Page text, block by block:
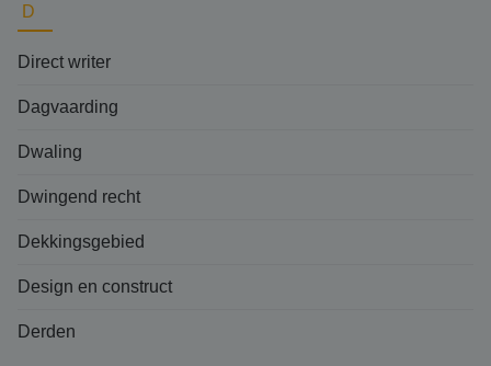
D
Direct writer
Dagvaarding
Dwaling
Dwingend recht
Dekkingsgebied
Design en construct
Derden